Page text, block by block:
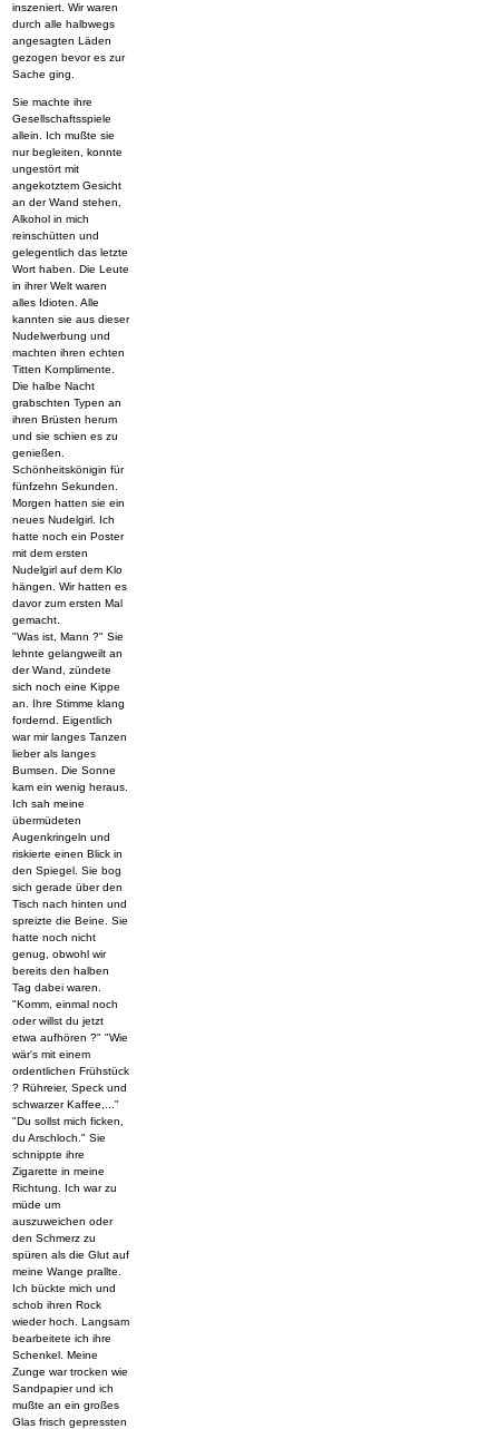
inszeniert. Wir waren
durch alle halbwegs
angesagten Läden
gezogen bevor es zur
Sache ging.
Sie machte ihre
Gesellschaftsspiele
allein. Ich mußte sie
nur begleiten, konnte
ungestört mit
angekotztem Gesicht
an der Wand stehen,
Alkohol in mich
reinschütten und
gelegentlich das letzte
Wort haben. Die Leute
in ihrer Welt waren
alles Idioten. Alle
kannten sie aus dieser
Nudelwerbung und
machten ihren echten
Titten Komplimente.
Die halbe Nacht
grabschten Typen an
ihren Brüsten herum
und sie schien es zu
genießen.
Schönheitskönigin für
fünfzehn Sekunden.
Morgen hatten sie ein
neues Nudelgirl. Ich
hatte noch ein Poster
mit dem ersten
Nudelgirl auf dem Klo
hängen. Wir hatten es
davor zum ersten Mal
gemacht.
"Was ist, Mann ?" Sie
lehnte gelangweilt an
der Wand, zündete
sich noch eine Kippe
an. Ihre Stimme klang
fordernd. Eigentlich
war mir langes Tanzen
lieber als langes
Bumsen. Die Sonne
kam ein wenig heraus.
Ich sah meine
übermüdeten
Augenkringeln und
riskierte einen Blick in
den Spiegel. Sie bog
sich gerade über den
Tisch nach hinten und
spreizte die Beine. Sie
hatte noch nicht
genug, obwohl wir
bereits den halben
Tag dabei waren.
"Komm, einmal noch
oder willst du jetzt
etwa aufhören ?" "Wie
wär's mit einem
ordentlichen Frühstück
? Rühreier, Speck und
schwarzer Kaffee,..."
"Du sollst mich ficken,
du Arschloch." Sie
schnippte ihre
Zigarette in meine
Richtung. Ich war zu
müde um
auszuweichen oder
den Schmerz zu
spüren als die Glut auf
meine Wange prallte.
Ich bückte mich und
schob ihren Rock
wieder hoch. Langsam
bearbeitete ich ihre
Schenkel. Meine
Zunge war trocken wie
Sandpapier und ich
mußte an ein großes
Glas frisch gepressten